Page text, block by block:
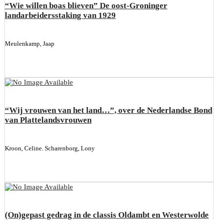
“Wie willen boas blieven” De oost-Groninger
landarbeidersstaking van 1929
Meulenkamp, Jaap
“Wij vrouwen van het land…”, over de Nederlandse Bond
van Plattelandsvrouwen
Kroon, Celine. Scharenborg, Lony
(On)gepast gedrag in de classis Oldambt en Westerwolde